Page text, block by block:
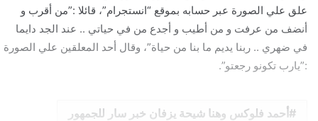
علق علي الصورة عبر حسابه بموقع “انستجرام”، قائلا :”من أقرب و
أنضف من عرفت و من أطيب و أجدع من في حياتي .. عند الجد دايما
في ضهري .. ربنا يديم ما بنا من حياة”، وقال أحد المعلقين علي الصورة
:”يارب تكونو رجعتو”.
أحمد فلوكس وهنا شيحة يزفان خبر سار للجمهور